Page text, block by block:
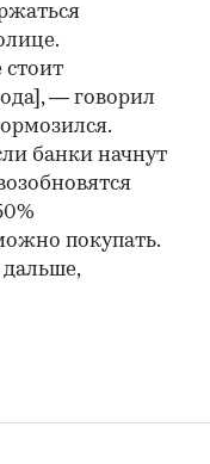
стоит
— говорил
банки начнут
покупать.